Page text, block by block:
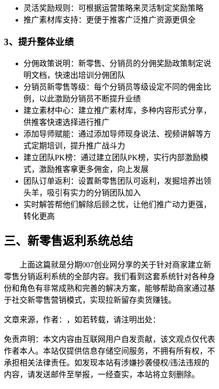
灵活奖励规则：可根据运营策略来灵活制定奖励策略
推广素材库支持：更便于推客广泛推广资源更俱全
3、提升整体业绩
分佣政策说明：新零售、分销员的分佣奖励政策制定说
明文档，快速出培训分佣团队
分销员新零售等级：每个分销员等级设定不同的佣金比
例，以此激励分销员不断提升业绩
建立素材中心：建立推广素材库，多种内容形式分享，
供推客快速选择进行推广
添加导师赋能：通过添加导师现身说法、视频讲解等方
式定期培训，提升推广战斗力
建立团队PK榜：通过建立团队PK榜，实行内部激励模
式，激励推客拿更多佣金，向上发展
团队订单返利：设置新零售团队可返利，发掘培养出领
头羊，吸引有实力的分销团队加入
实时解答帮他们解除后顾之忧，让他们推广动力更强，
转化更高
三、新零售返利系统总结
上面这篇就是分期007创业网分享的关于针对商家建立新
零售分销返利系统的全部内容。我们看到这套系统针对各种身
份和角色有非常成熟和完善的解决方案，能够帮助商家通过基
于社交新零售营销模式，实现拉新留存卖货赚钱。
文章来源，作者：，如若转载，请注明出处：
免责声明：本文内容由互联网用户自发贡献，该文观点仅代表
作者本人。本站仅提供信息存储空间服务，不拥有所有权，不
承担相关法律责任。如发现本站有涉嫌抄袭侵权/违法违规的
内容，请发送邮件至举报，一经查实，本站将立刻删除。